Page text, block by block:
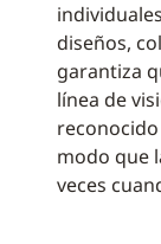
diseños,
garantiza
línea de
modo que
veces